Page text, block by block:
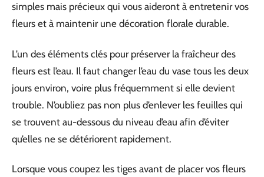
simples mais précieux qui vous aideront à entretenir vos
fleurs et à maintenir une décoration florale durable.
L’un des éléments clés pour préserver la fraîcheur des
fleurs est l’eau. Il faut changer l’eau du vase tous les deux
jours environ, voire plus fréquemment si elle devient
trouble. N’oubliez pas non plus d’enlever les feuilles qui
se trouvent au-dessous du niveau d’eau afin d’éviter
qu’elles ne se détériorent rapidement.
Lorsque vous coupez les tiges avant de placer vos fleurs